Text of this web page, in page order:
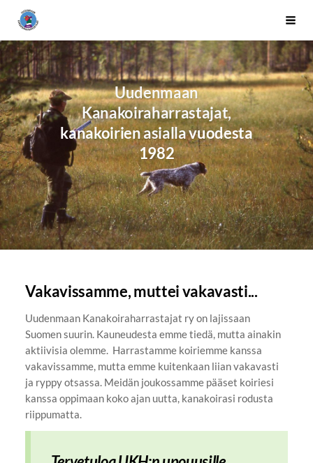
Siirry
sivun
sisältöön
Uudenmaan kanakoiraharrastajat ry
Uudenmaan
Kanakoiraharrastajat,
kanakoirien asialla vuodesta
1982
Vakavissamme, muttei vakavasti...
Uudenmaan Kanakoiraharrastajat ry on lajissaan
Suomen suurin. Kauneudesta emme tiedä, mutta ainakin
aktiivisia olemme. Harrastamme koiriemme kanssa
vakavissamme, mutta emme kuitenkaan liian vakavasti
ja ryppy otsassa. Meidän joukossamme pääset koiriesi
kanssa oppimaan koko ajan uutta, kanakoirasi rodusta
riippumatta.